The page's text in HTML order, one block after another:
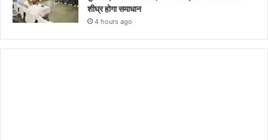
शीघ्र होगा समाधान
4 hours ago